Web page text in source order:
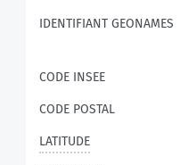
IDENTIFIANT GEONAMES
CODE INSEE
CODE POSTAL
LATITUDE